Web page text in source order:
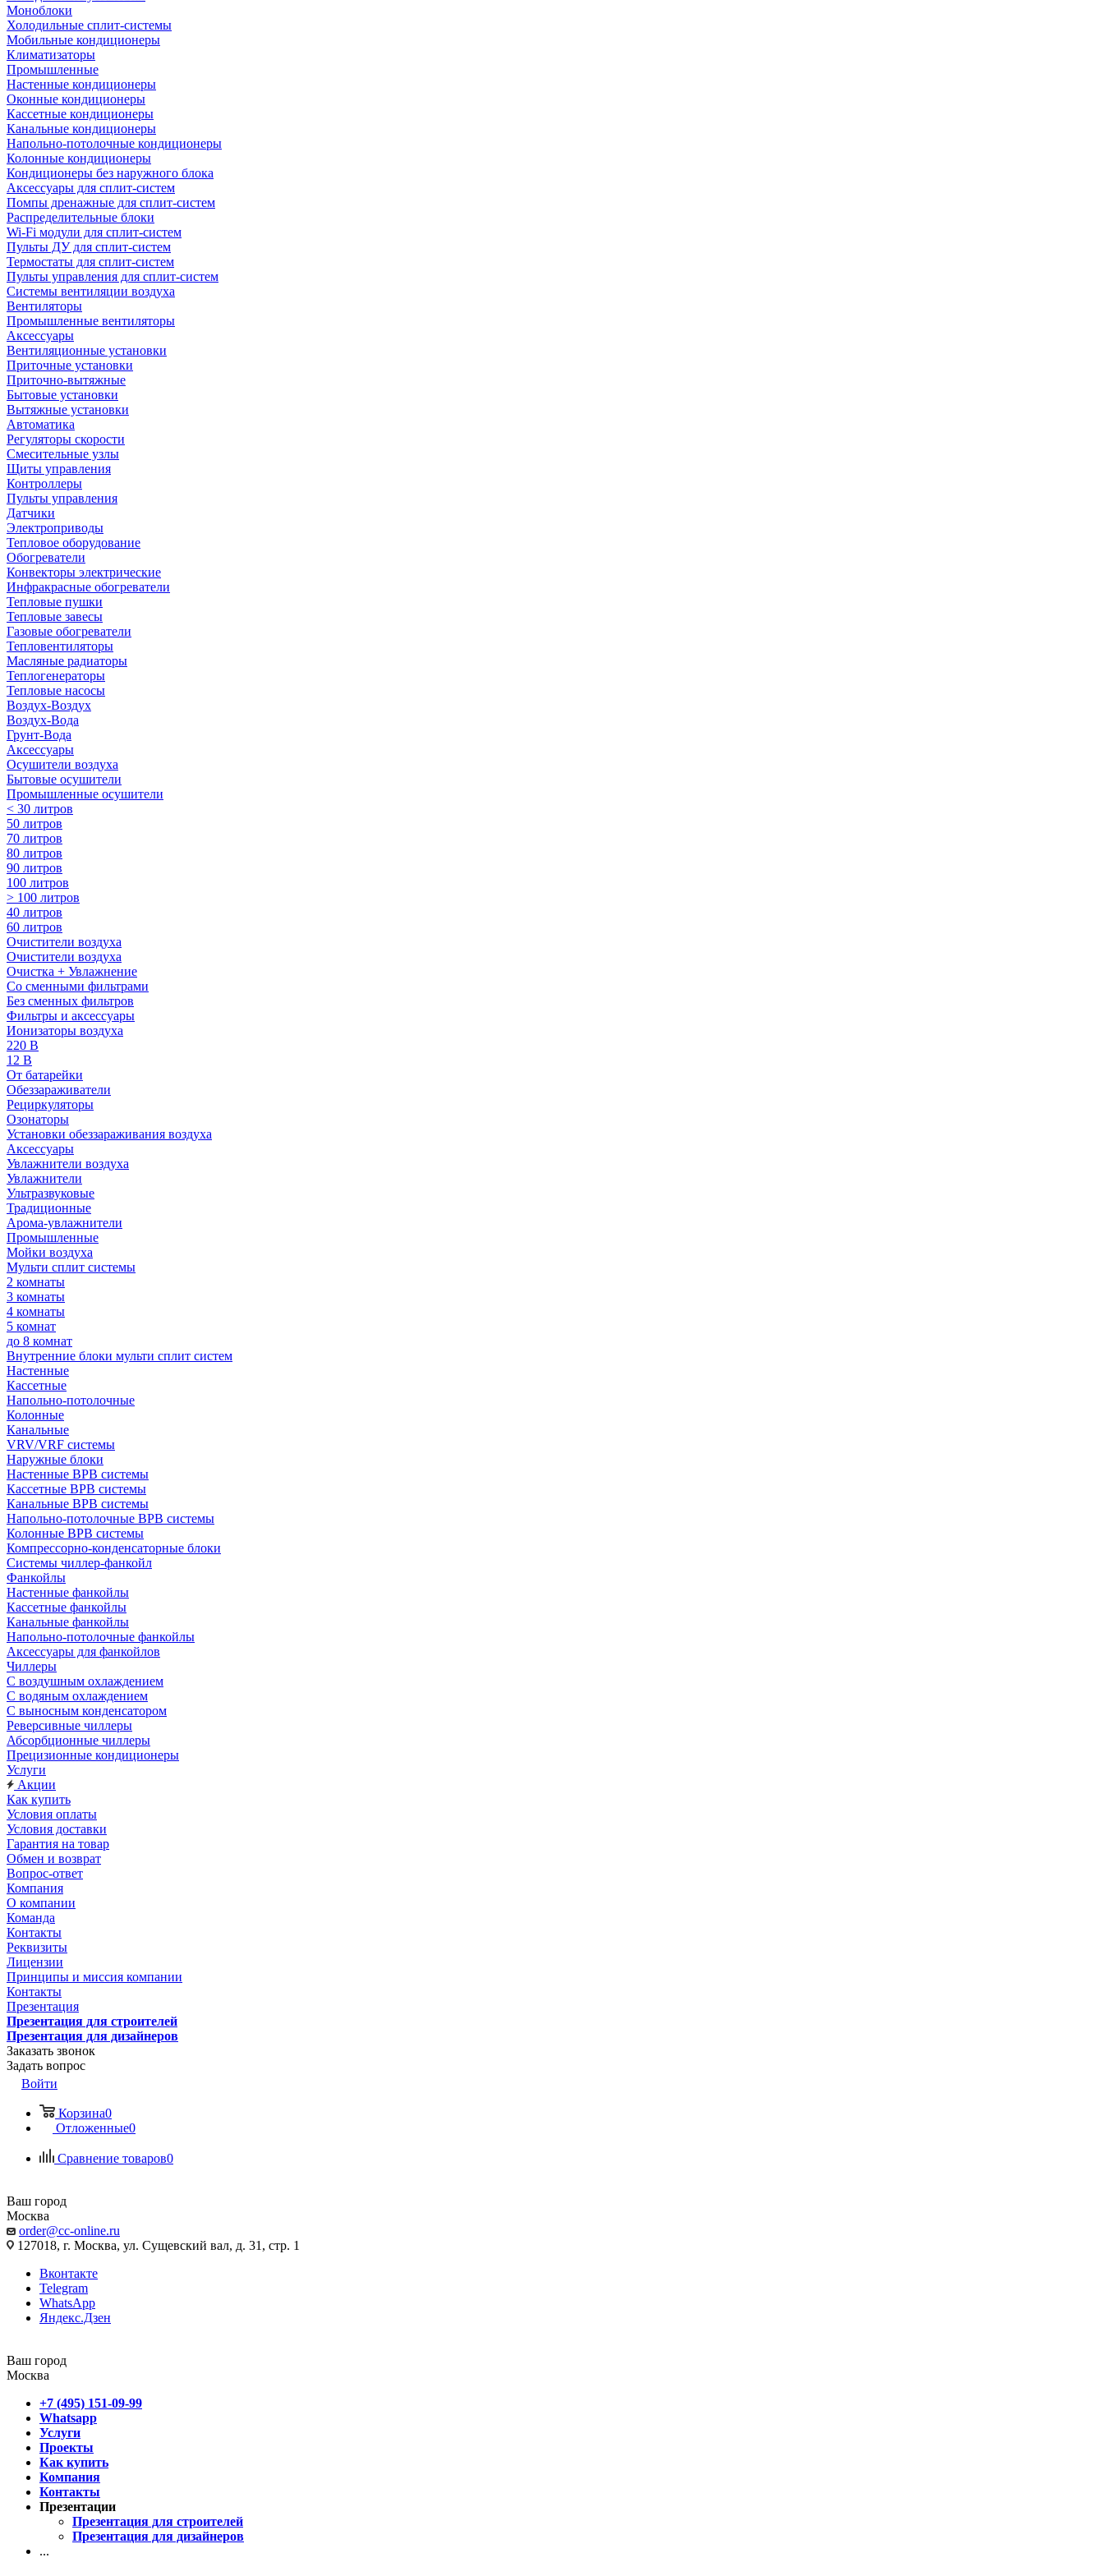
Моноблоки
Холодильные сплит-системы
Мобильные кондиционеры
Климатизаторы
Промышленные
Настенные кондиционеры
Оконные кондиционеры
Кассетные кондиционеры
Канальные кондиционеры
Напольно-потолочные кондиционеры
Колонные кондиционеры
Кондиционеры без наружного блока
Аксессуары для сплит-систем
Помпы дренажные для сплит-систем
Распределительные блоки
Wi-Fi модули для сплит-систем
Пульты ДУ для сплит-систем
Термостаты для сплит-систем
Пульты управления для сплит-систем
Системы вентиляции воздуха
Вентиляторы
Промышленные вентиляторы
Аксессуары
Вентиляционные установки
Приточные установки
Приточно-вытяжные
Бытовые установки
Вытяжные установки
Автоматика
Регуляторы скорости
Смесительные узлы
Щиты управления
Контроллеры
Пульты управления
Датчики
Электроприводы
Тепловое оборудование
Обогреватели
Конвекторы электрические
Инфракрасные обогреватели
Тепловые пушки
Тепловые завесы
Газовые обогреватели
Тепловентиляторы
Масляные радиаторы
Теплогенераторы
Тепловые насосы
Воздух-Воздух
Воздух-Вода
Грунт-Вода
Аксессуары
Осушители воздуха
Бытовые осушители
Промышленные осушители
< 30 литров
50 литров
70 литров
80 литров
90 литров
100 литров
> 100 литров
40 литров
60 литров
Очистители воздуха
Очистители воздуха
Очистка + Увлажнение
Cо сменными фильтрами
Без сменных фильтров
Фильтры и аксессуары
Ионизаторы воздуха
220 В
12 В
От батарейки
Обеззараживатели
Рециркуляторы
Озонаторы
Установки обеззараживания воздуха
Аксессуары
Увлажнители воздуха
Увлажнители
Ультразвуковые
Традиционные
Арома-увлажнители
Промышленные
Мойки воздуха
Мульти сплит системы
2 комнаты
3 комнаты
4 комнаты
5 комнат
до 8 комнат
Внутренние блоки мульти сплит систем
Настенные
Кассетные
Напольно-потолочные
Колонные
Канальные
VRV/VRF системы
Наружные блоки
Настенные ВРВ системы
Кассетные ВРВ системы
Канальные ВРВ системы
Напольно-потолочные ВРВ системы
Колонные ВРВ системы
Компрессорно-конденсаторные блоки
Системы чиллер-фанкойл
Фанкойлы
Настенные фанкойлы
Кассетные фанкойлы
Канальные фанкойлы
Напольно-потолочные фанкойлы
Аксессуары для фанкойлов
Чиллеры
С воздушным охлаждением
С водяным охлаждением
С выносным конденсатором
Реверсивные чиллеры
Абсорбционные чиллеры
Прецизионные кондиционеры
Услуги
Акции
Как купить
Условия оплаты
Условия доставки
Гарантия на товар
Обмен и возврат
Вопрос-ответ
Компания
О компании
Команда
Контакты
Реквизиты
Лицензии
Принципы и миссия компании
Контакты
Презентация
Презентация для строителей
Презентация для дизайнеров
Заказать звонок
Задать вопрос
Войти
Корзина0
Отложенные0
Сравнение товаров0
Ваш город
Москва
order@cc-online.ru
127018, г. Москва, ул. Сущевский вал, д. 31, стр. 1
Вконтакте
Telegram
WhatsApp
Яндекс.Дзен
Ваш город
Москва
+7 (495) 151-09-99
Whatsapp
Услуги
Проекты
Как купить
Компания
Контакты
Презентации
Презентация для строителей
Презентация для дизайнеров
...